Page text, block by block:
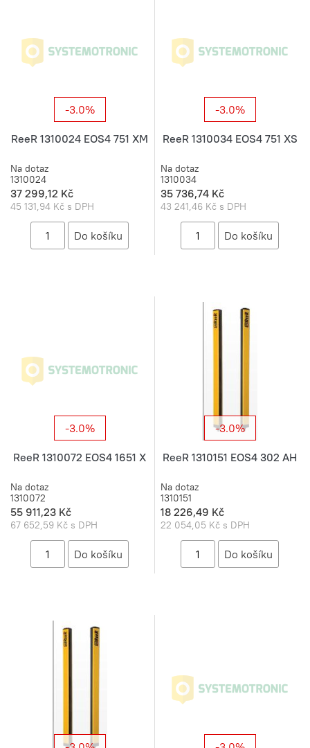
-3.0%
ReeR 1310024 EOS4 751 XM
Na dotaz
1310024
37 299,12 Kč
45 131,94 Kč s DPH
-3.0%
ReeR 1310034 EOS4 751 XS
Na dotaz
1310034
35 736,74 Kč
43 241,46 Kč s DPH
-3.0%
ReeR 1310072 EOS4 1651 X
Na dotaz
1310072
55 911,23 Kč
67 652,59 Kč s DPH
-3.0%
ReeR 1310151 EOS4 302 AH
Na dotaz
1310151
18 226,49 Kč
22 054,05 Kč s DPH